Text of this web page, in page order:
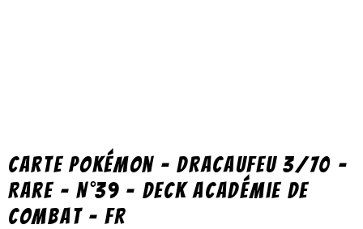
Carte Pokémon – DRACAUFEU 3/70 –
Rare – N°39 – Deck Académie de
Combat – FR